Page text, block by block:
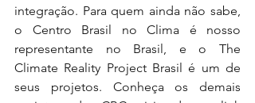
integração. Para quem ainda não sabe,
o Centro Brasil no Clima é nosso
representante no Brasil, e o The
Climate Reality Project Brasil é um de
seus projetos. Conheça os demais